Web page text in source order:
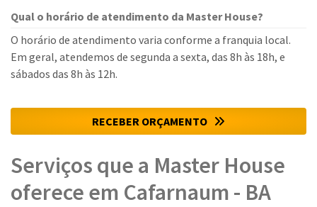
Qual o horário de atendimento da Master House?
O horário de atendimento varia conforme a franquia local.
Em geral, atendemos de segunda a sexta, das 8h às 18h, e
sábados das 8h às 12h.
RECEBER ORÇAMENTO
Serviços que a Master House
oferece em Cafarnaum - BA